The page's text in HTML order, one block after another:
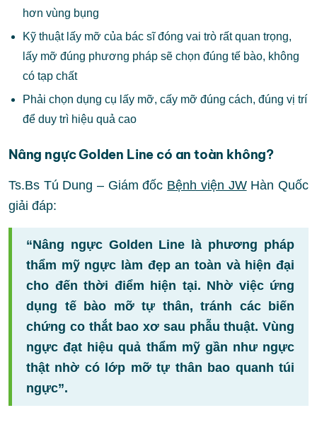
hơn vùng bụng
Kỹ thuật lấy mỡ của bác sĩ đóng vai trò rất quan trọng,
lấy mỡ đúng phương pháp sẽ chọn đúng tế bào, không
có tạp chất
Phải chọn dụng cụ lấy mỡ, cấy mỡ đúng cách, đúng vị trí
để duy trì hiệu quả cao
Nâng ngực Golden Line có an toàn không?
Ts.Bs Tú Dung – Giám đốc Bệnh viện JWHàn Quốc
giải đáp:
“Nâng ngực Golden Line là phương pháp
thẩm mỹ ngực làm đẹp an toàn và hiện đại
cho đến thời điểm hiện tại. Nhờ việc ứng
dụng tế bào mỡ tự thân, tránh các biến
chứng co thắt bao xơ sau phẫu thuật. Vùng
ngực đạt hiệu quả thẩm mỹ gần như ngực
thật nhờ có lớp mỡ tự thân bao quanh túi
ngực”.